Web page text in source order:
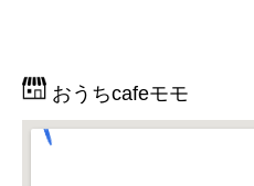
おうちcafeモモ